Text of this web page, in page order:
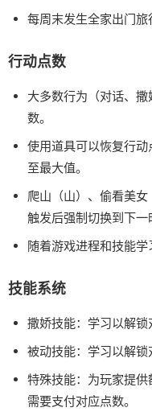
每周末发生全家出门旅
行动点数
大多数行为（对话、
数。
使用道具可以恢复行
至最大值。
爬山（山）、偷看美女
触发后强制切换到下一
随着游戏进程和技能学
技能系统
撒娇技能：学习以解锁
被动技能：学习以解锁
特殊技能：为玩家提供
需要支付对应点数。